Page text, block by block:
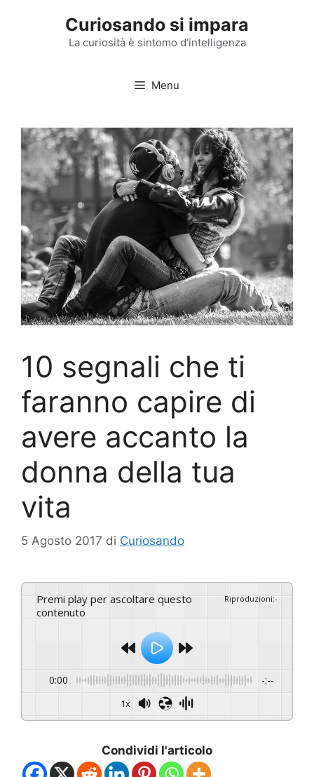
Curiosando si impara
La curiosità è sintomo d'intelligenza
Menu
10 segnali che ti
faranno capire di
avere accanto la
donna della tua
vita
5 Agosto 2017 di Curiosando
Premi play per ascoltare questo
contenuto
Riproduzioni:-
0:00 -:--
1x
Condividi l'articolo